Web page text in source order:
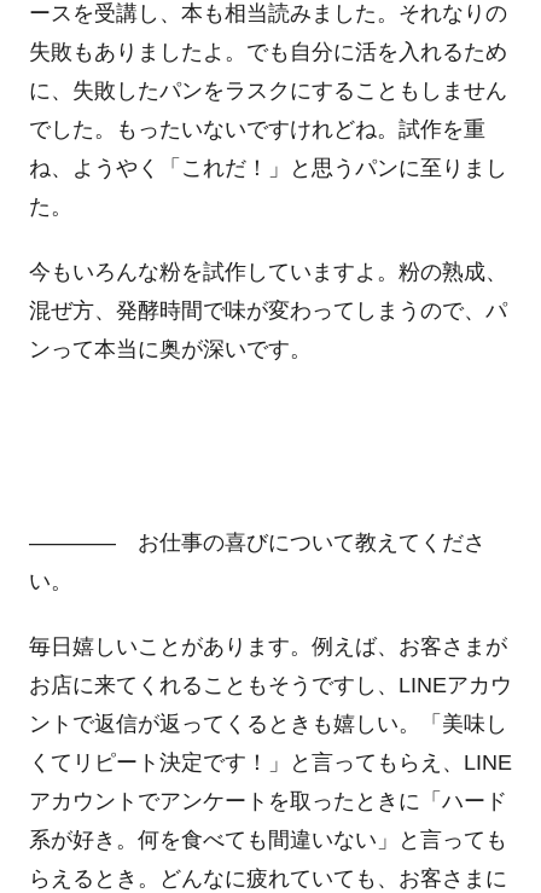
ースを受講し、本も相当読みました。それなりの
失敗もありましたよ。でも自分に活を入れるため
に、失敗したパンをラスクにすることもしません
でした。もったいないですけれどね。試作を重
ね、ようやく「これだ！」と思うパンに至りまし
た。
今もいろんな粉を試作していますよ。粉の熟成、
混ぜ方、発酵時間で味が変わってしまうので、パ
ンって本当に奥が深いです。
―――― お仕事の喜びについて教えてくださ
い。
毎日嬉しいことがあります。例えば、お客さまが
お店に来てくれることもそうですし、LINEアカウ
ントで返信が返ってくるときも嬉しい。「美味し
くてリピート決定です！」と言ってもらえ、LINE
アカウントでアンケートを取ったときに「ハード
系が好き。何を食べても間違いない」と言っても
らえるとき。どんなに疲れていても、お客さまに